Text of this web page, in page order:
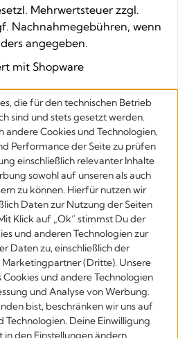
Mehrwertsteuer zzgl.
Nachnahmegebühren, wenn
angegeben.
mit Shopware
die für den technischen Betrieb
sind und stets gesetzt werden.
andere Cookies und Technologien,
Performance der Seite zu prüfen
einschließlich relevanter Inhalte
sowohl auf unseren als auch
zu können. Hierfür nutzen wir
Daten zur Nutzung der Seiten
Klick auf „Ok” stimmst Du der
und anderen Technologien zur
Daten zu, einschließlich der
(Dritte). Unsere
und andere Technologien
und Analyse von Werbung.
bist, beschränken wir uns auf
Technologien. Deine Einwilligung
in den Einstellungen ändern.